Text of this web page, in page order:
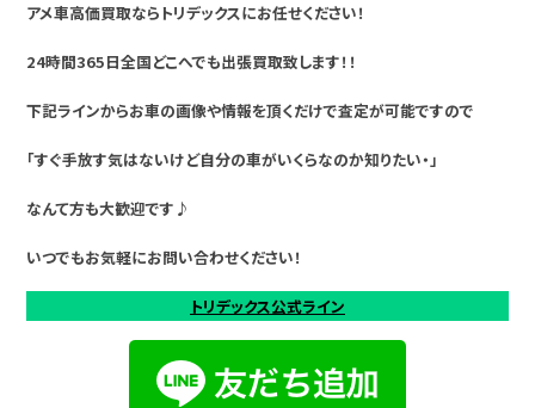
アメ車高価買取ならトリデックスにお任せください！
24時間365日全国どこへでも出張買取致します！！
下記ラインからお車の画像や情報を頂くだけで査定が可能ですので
「すぐ手放す気はないけど自分の車がいくらなのか知りたい・」
なんて方も大歓迎です♪
いつでもお気軽にお問い合わせください！
トリデックス公式ライン